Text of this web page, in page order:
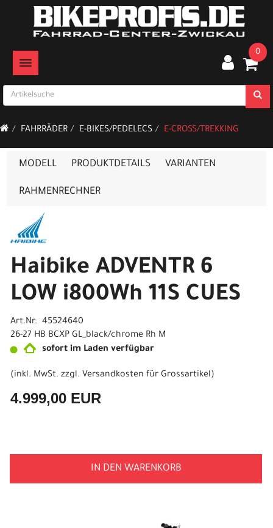
TOGGLE NAVIGATION
0
FAHRRÄDER E-BIKES/PEDELECS E-CROSS/TREKKING
MODELL PRODUKTDETAILS VARIANTEN
RAHMENRECHNER
Haibike ADVENTR 6
LOW i800Wh 11S CUES
Art.Nr. 45524640
26-27 HB BCXP GL_black/chrome Rh M
sofort im Laden verfügbar
(inkl. MwSt. zzgl. Versandkosten für Grossartikel)
4.999,00 EUR
IN DEN WARENKORB